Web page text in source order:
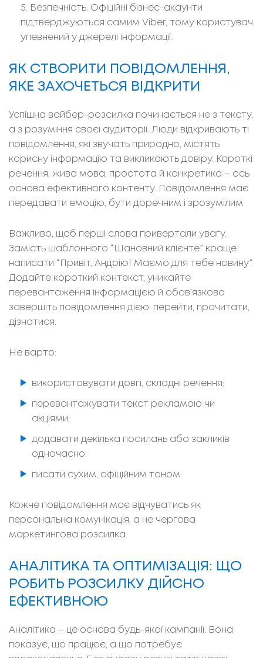
Безпечність. Офіційні бізнес-акаунти
підтверджуються самим Viber, тому користувач
упевнений у джерелі інформації.
ЯК СТВОРИТИ ПОВІДОМЛЕННЯ,
ЯКЕ ЗАХОЧЕТЬСЯ ВІДКРИТИ
Успішна вайбер-розсилка починається не з тексту,
а з розуміння своєї аудиторії. Люди відкривають ті
повідомлення, які звучать природно, містять
корисну інформацію та викликають довіру. Короткі
речення, жива мова, простота й конкретика – ось
основа ефективного контенту. Повідомлення має
передавати емоцію, бути доречним і зрозумілим.
Важливо, щоб перші слова привертали увагу.
Замість шаблонного “Шановний клієнте” краще
написати “Привіт, Андрію! Маємо для тебе новину”.
Додайте короткий контекст, уникайте
перевантаження інформацією й обов’язково
завершіть повідомлення дією: перейти, прочитати,
дізнатися.
Не варто:
використовувати довгі, складні речення;
перевантажувати текст рекламою чи
акціями;
додавати декілька посилань або закликів
одночасно;
писати сухим, офіційним тоном.
Кожне повідомлення має відчуватись як
персональна комунікація, а не чергова
маркетингова розсилка.
АНАЛІТИКА ТА ОПТИМІЗАЦІЯ: ЩО
РОБИТЬ РОЗСИЛКУ ДІЙСНО
ЕФЕКТИВНОЮ
Аналітика – це основа будь-якої кампанії. Вона
показує, що працює, а що потребує